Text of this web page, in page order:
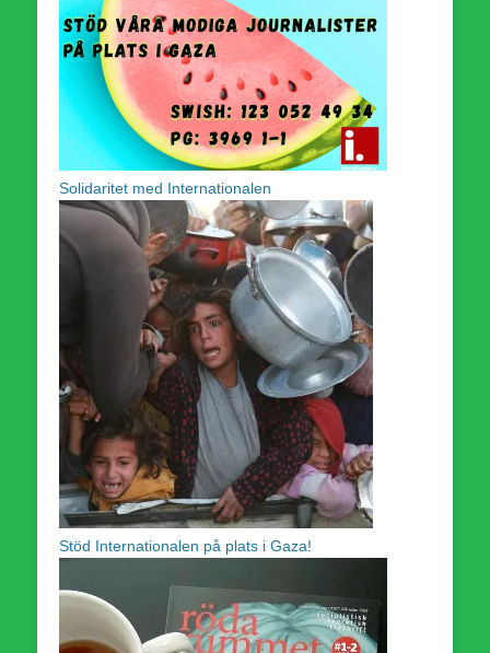
Solidaritet med Internationalen
Stöd Internationalen på plats i Gaza!